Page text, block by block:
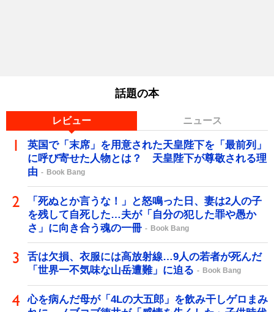
話題の本
レビュー ニュース
英国で「末席」を用意された天皇陛下を「最前列」
に呼び寄せた人物とは？ 天皇陛下が尊敬される理
由
Book Bang
「死ぬとか言うな！」と怒鳴った日、妻は2人の子
を残して自死した…夫が「自分の犯した罪や愚か
さ」に向き合う魂の一冊
Book Bang
舌は欠損、衣服には高放射線…9人の若者が死んだ
「世界一不気味な山岳遭難」に迫る
Book Bang
心を病んだ母が「4Lの大五郎」を飲み干しゲロまみ